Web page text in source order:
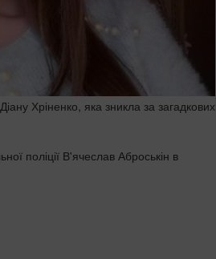
Хріненко, яка зникла за загадкових
поліції В'ячеслав Аброськін в